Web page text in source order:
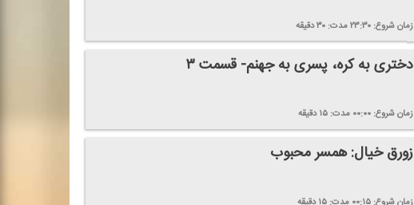
زمان شروع: ۲۳:۳۰مدت: ۳۰دقیقه
دختری به كره، پسری به جهنم- قسمت ۳
زمان شروع: ۰۰:۰۰ مدت: ۱۵دقیقه
زورق خیال: همسر محبوب